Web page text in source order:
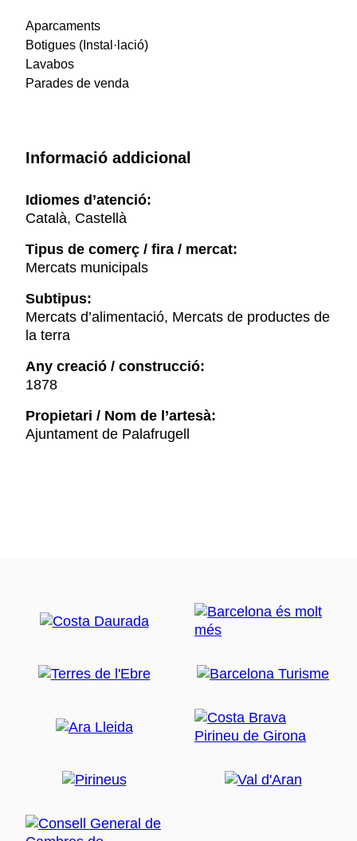
Aparcaments
Botigues (Instal·lació)
Lavabos
Parades de venda
Informació addicional
Idiomes d’atenció:
Català, Castellà
Tipus de comerç / fira / mercat:
Mercats municipals
Subtipus:
Mercats d’alimentació, Mercats de productes de
la terra
Any creació / construcció:
1878
Propietari / Nom de l’artesà:
Ajuntament de Palafrugell